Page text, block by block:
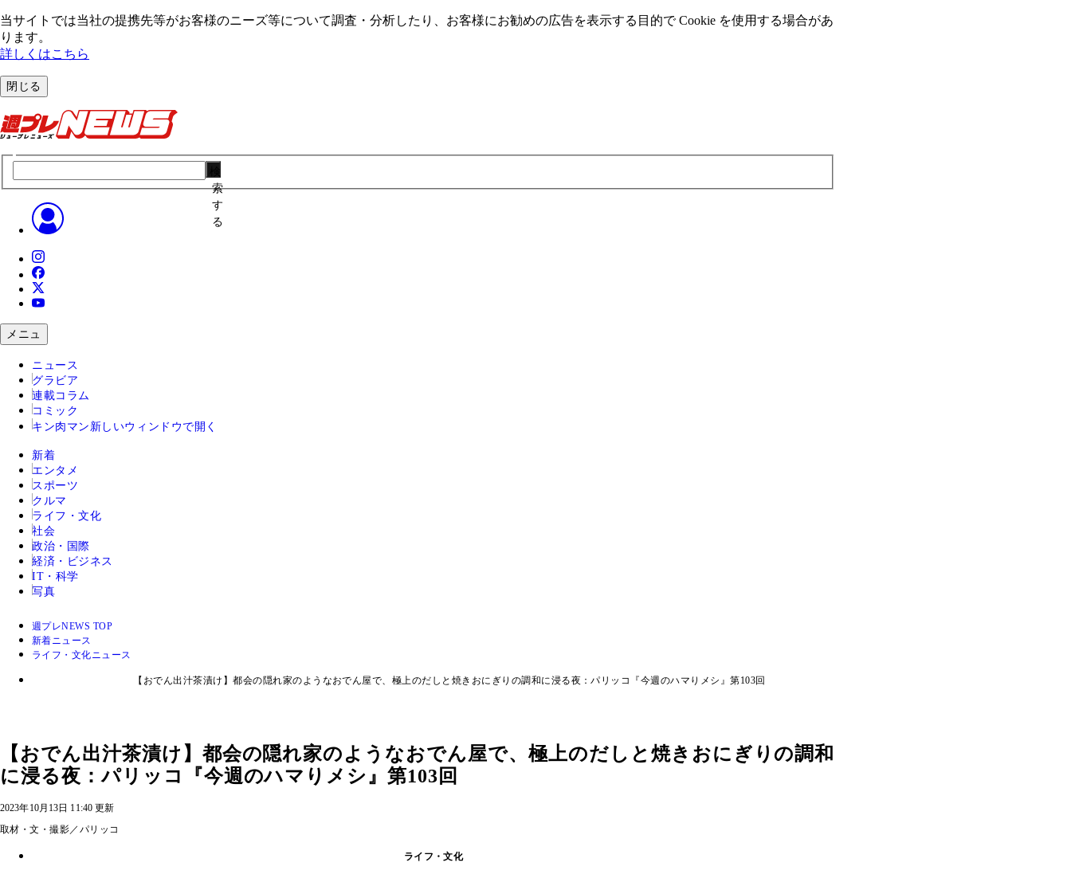
当サイトでは当社の提携先等がお客様のニーズ等について調査・分析したり、お客様にお勧めの広告を表⽰する⽬的で Cookie を使⽤する場合があ
ります。
詳しくはこちら
閉じる
索
す
る
メニュ
ニュース
グラビア
連載コラム
コミック
キン肉マン 新しいウィンドウで開く
新着
エンタメ
スポーツ
クルマ
ライフ・文化
社会
政治・国際
経済・ビジネス
IT・科学
写真
週プレNEWS TOP
新着ニュース
ライフ・文化ニュース
【おでん出汁茶漬け】都会の隠れ家のようなおでん屋で、極上のだしと焼きおにぎりの調和に浸る夜：パリッコ『今週のハマりメシ』第103回
【おでん出汁茶漬け】都会の隠れ家のようなおでん屋で、極上のだしと焼きおにぎりの調和
に浸る夜：パリッコ『今週のハマりメシ』第103回
2023年10月13日 11:40 更新
取材・文・撮影／パリッコ
ライフ・文化